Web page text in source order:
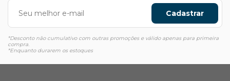
Cadastrar
*Desconto não cumulativo com outras promoções e válido apenas para primeira
compra.
*Enquanto durarem os estoques